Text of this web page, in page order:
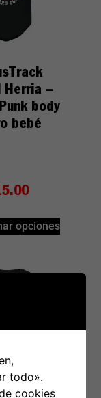
Herria –
body
bebé
opciones
Ladies
todo».
cookies